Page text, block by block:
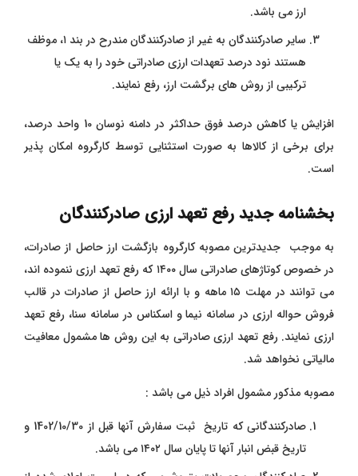
ارز می باشد.
سایر صادرکنندگان به غیر از صادرکنندگان مندرح در بند ۱، موظف
هستند نود درصد تعهدات ارزی صادراتی خود را به یک یا
ترکیبی از روش های برگشت ارز، رفع نمایند.
افزایش یا کاهش درصد فوق حداکثر در دامنه نوسان 10 واحد درصد،
برای برخی از کالاها به صورت استثنایی توسط کارگروه امکان پذیر
است.
بخشنامه جدید رفع تعهد ارزی صادرکنندگان
به موجب جدیدترین مصوبه کارگروه بازگشت ارز حاصل از صادرات،
در خصوص کوتاژهای صادراتی سال ۱۴۰۰ که رفع تعهد ارزی ننموده اند،
می توانند در مهلت ۱۵ ماهه و با ارائه ارز حاصل از صادرات در قالب
فروش حواله ارزی در سامانه نیما و اسکناس در سامانه سنا، رفع تعهد
ارزی نمایند. رفع تعهد ارزی صادراتی به این روش ها مشمول معافیت
مالیاتی نخواهد شد.
مصوبه مذکور مشمول افراد ذیل می باشد :
صادرکنندگانی که تاریخ ثبت سفارش آنها قبل از 1402/10/30 و
تاریخ قبض انبار آنها تا پایان سال ۱۴۰۲ می باشد.